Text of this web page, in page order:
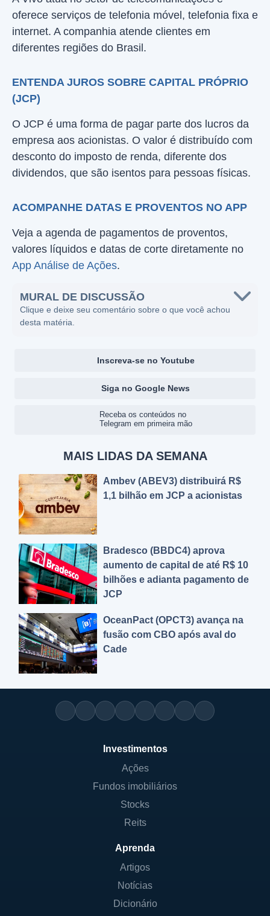
oferece serviços de telefonia móvel, telefonia fixa e
internet. A companhia atende clientes em
diferentes regiões do Brasil.
ENTENDA JUROS SOBRE CAPITAL PRÓPRIO
(JCP)
O JCP é uma forma de pagar parte dos lucros da
empresa aos acionistas. O valor é distribuído com
desconto do imposto de renda, diferente dos
dividendos, que são isentos para pessoas físicas.
ACOMPANHE DATAS E PROVENTOS NO APP
Veja a agenda de pagamentos de proventos,
valores líquidos e datas de corte diretamente no
App Análise de Ações.
MURAL DE DISCUSSÃO
Clique e deixe seu comentário sobre o que você achou
desta matéria.
Inscreva-se no Youtube
Siga no Google News
Receba os conteúdos no
Telegram em primeira mão
MAIS LIDAS DA SEMANA
Ambev (ABEV3) distribuirá R$
1,1 bilhão em JCP a acionistas
Bradesco (BBDC4) aprova
aumento de capital de até R$ 10
bilhões e adianta pagamento de
JCP
OceanPact (OPCT3) avança na
fusão com CBO após aval do
Cade
Investimentos
Ações
Fundos imobiliários
Stocks
Reits
Aprenda
Artigos
Notícias
Dicionário